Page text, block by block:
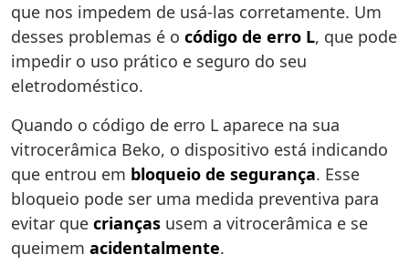
que nos impedem de usá-las corretamente. Um
desses problemas é o código de erro L, que pode
impedir o uso prático e seguro do seu
eletrodoméstico.
Quando o código de erro L aparece na sua
vitrocerâmica Beko, o dispositivo está indicando
que entrou em bloqueio de segurança. Esse
bloqueio pode ser uma medida preventiva para
evitar que crianças usem a vitrocerâmica e se
queimem acidentalmente.